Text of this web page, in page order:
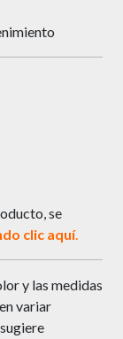
se
clic aquí.
y las medidas
variar